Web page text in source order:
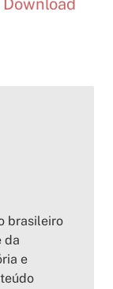
Download
brasileiro
da
e